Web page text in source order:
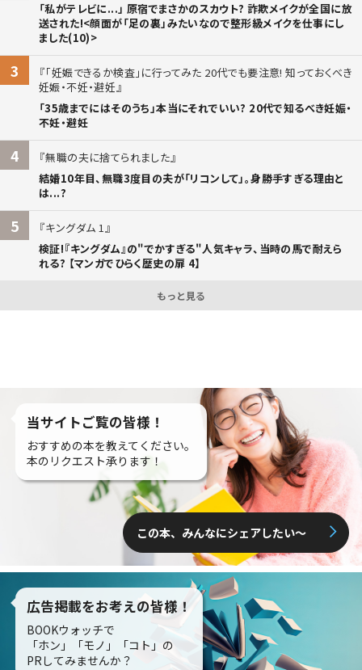
「私がテレビに...」 原宿でまさかのスカウト? 詐欺メイクが全国に放
送された!<顔面が「足の裏」みたいなので整形級メイクを仕事にし
ました(10)>
3
「妊娠できるか検査」に行ってみた 20代でも要注意! 知っておくべき
妊娠・不妊・避妊
「35歳までにはそのうち」本当にそれでいい? 20代で知るべき妊娠・
不妊・避妊
4
無職の夫に捨てられました
結婚10年目、無職3度目の夫が「リコンして」。身勝手すぎる理由と
は...?
5
キングダム 1
検証!『キングダム』の"でかすぎる"人気キャラ、当時の馬で耐えら
れる? 【マンガでひらく歴史の扉 4】
もっと見る
当サイトご覧の皆様！
おすすめの本を教えてください。
本のリクエスト承ります！
この本、みんなにシェアしたい〜
広告掲載をお考えの皆様！
BOOKウォッチで
「ホン」「モノ」「コト」の
PRしてみませんか？